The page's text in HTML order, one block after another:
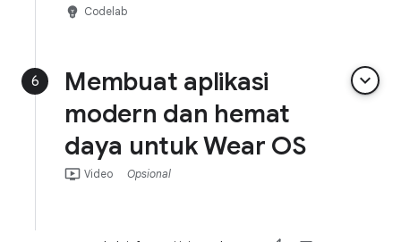
emoji_objects Codelab
6
Membuat aplikasi
modern dan hemat
daya untuk Wear OS
keyboard_arrow_down
ondemand_video Video Opsional